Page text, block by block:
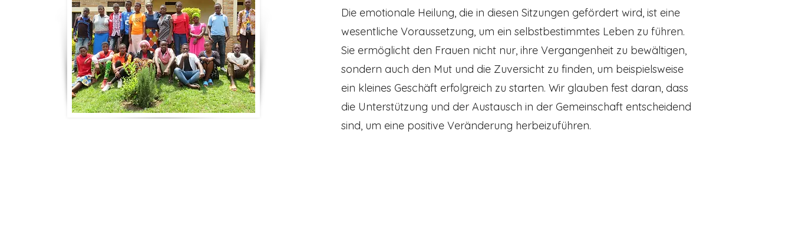
Die emotionale Heilung, die in diesen Sitzungen gefördert wird, ist eine
wesentliche Voraussetzung, um ein selbstbestimmtes Leben zu führen.
Sie ermöglicht den Frauen nicht nur, ihre Vergangenheit zu bewältigen,
sondern auch den Mut und die Zuversicht zu finden, um beispielsweise
ein kleines Geschäft erfolgreich zu starten. Wir glauben fest daran, dass
die Unterstützung und der Austausch in der Gemeinschaft entscheidend
sind, um eine positive Veränderung herbeizuführen.